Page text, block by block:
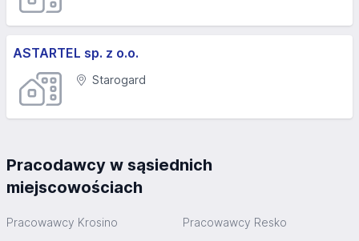
ASTARTEL sp. z o.o.
Starogard
Pracodawcy w sąsiednich
miejscowościach
Pracowawcy Krosino Pracowawcy Resko